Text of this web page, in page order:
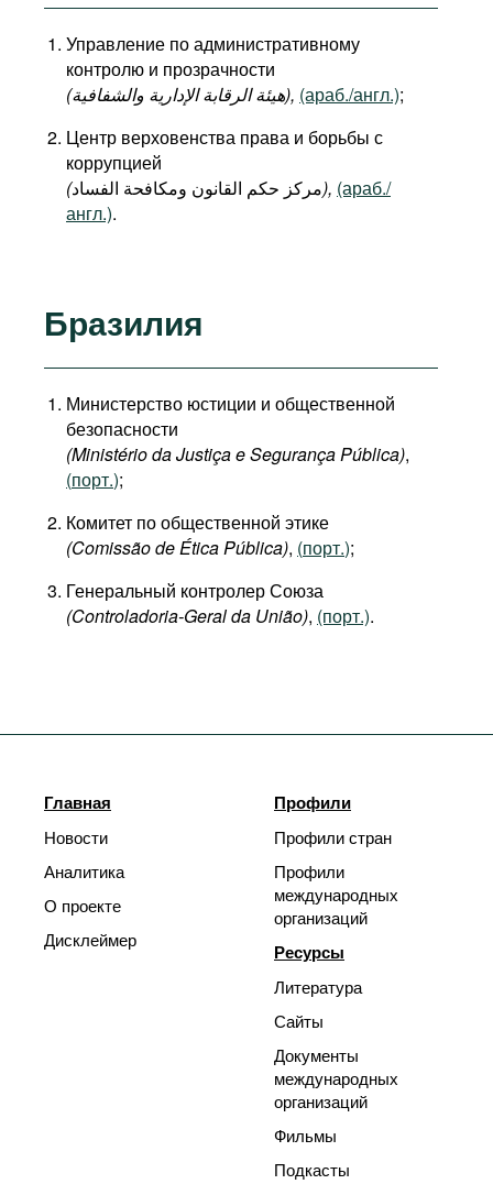
Управление по административному
контролю и прозрачности
(هيئة الرقابة الإدارية والشفافية), (араб./англ.);
Центр верховенства права и борьбы с
коррупцией
(مركز حكم القانون ومكافحة الفساد), (араб./
англ.).
Бразилия
Министерство юстиции и общественной
безопасности
(Ministério da Justiça e Segurança Pública),
(порт.);
Комитет по общественной этике
(Comissão de Ética Pública), (порт.);
Генеральный контролер Союза
(Controladoria-Geral da União), (порт.).
Главная
Новости
Аналитика
О проекте
Дисклеймер
Профили
Профили стран
Профили
международных
организаций
Ресурсы
Литература
Сайты
Документы
международных
организаций
Фильмы
Подкасты